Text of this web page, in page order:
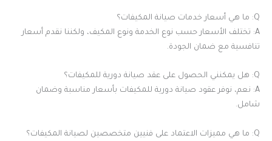
Q: ما هي أسعار خدمات صيانة المكيفات؟
A: تختلف الأسعار حسب نوع الخدمة ونوع المكيف، ولكننا نقدم أسعار
تنافسية مع ضمان الجودة.
Q: هل يمكنني الحصول على عقد صيانة دورية للمكيفات؟
A: نعم، نوفر عقود صيانة دورية للمكيفات بأسعار مناسبة وضمان
شامل.
Q: ما هي مميزات الاعتماد على فنيين متخصصين لصيانة المكيفات؟